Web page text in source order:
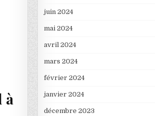
à
juin 2024
mai 2024
avril 2024
mars 2024
février 2024
janvier 2024
décembre 2023